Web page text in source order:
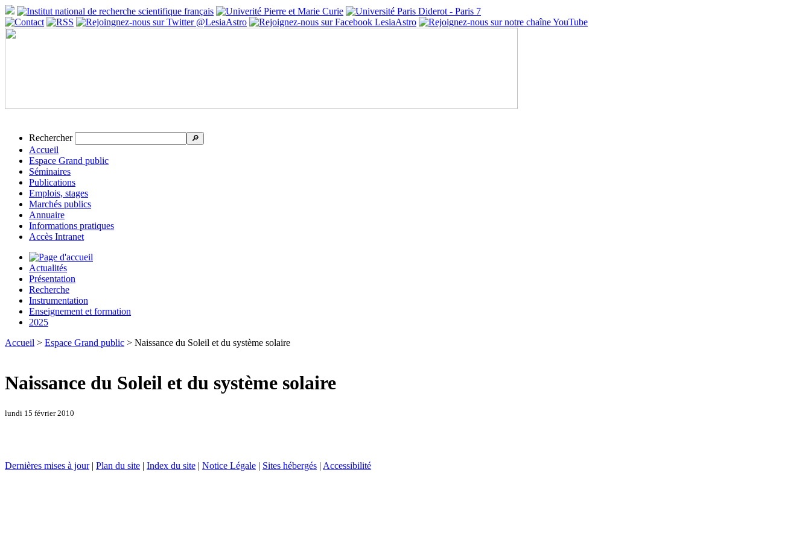
Rechercher 🔎
Accueil
Espace Grand public
Séminaires
Publications
Emplois, stages
Marchés publics
Annuaire
Informations pratiques
Accès Intranet
Actualités
Présentation
Recherche
Instrumentation
Enseignement et formation
2025
Accueil > Espace Grand public > Naissance du Soleil et du système solaire
Naissance du Soleil et du système solaire
lundi 15 février 2010
Dernières mises à jour| Plan du site | Index du site | Notice Légale | Sites hébergés | Accessibilité